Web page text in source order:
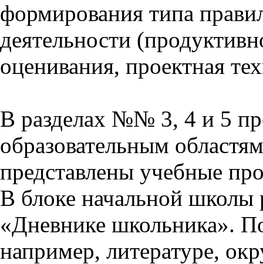
формирования типа
деятельности
оценивания, проектная
В разделах №№ 3, 4 и 5
образовательным
представлены учебные
В блоке начальной школы
«Дневнике школьника».
например, литературе,